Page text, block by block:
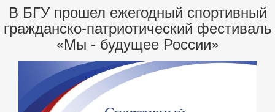
В БГУ прошел ежегодный спортивный
гражданско-патриотический фестиваль
«Мы - будущее России»